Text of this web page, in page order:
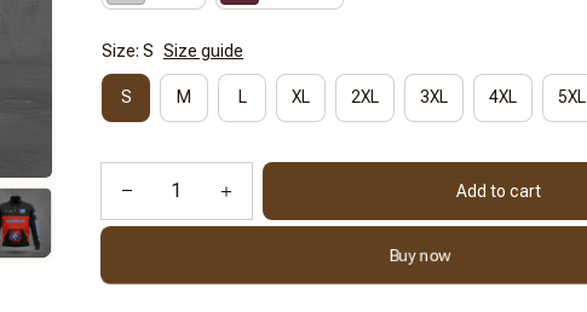
Size: S Size guide
S M L XL 2XL 3XL 4XL 5XL
Add to cart
Buy now